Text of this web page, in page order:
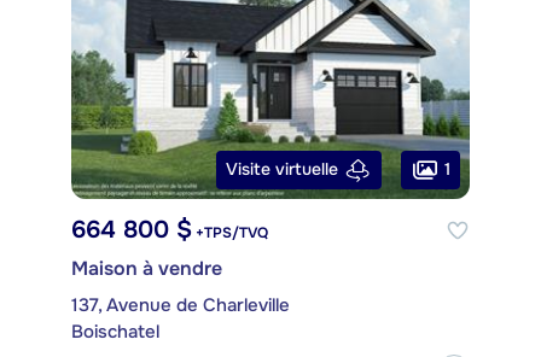
Visite virtuelle 1
664 800 $ +TPS/TVQ
Maison à vendre
137, Avenue de Charleville
Boischatel